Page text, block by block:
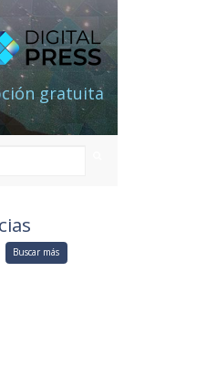
gratuita
Buscar más